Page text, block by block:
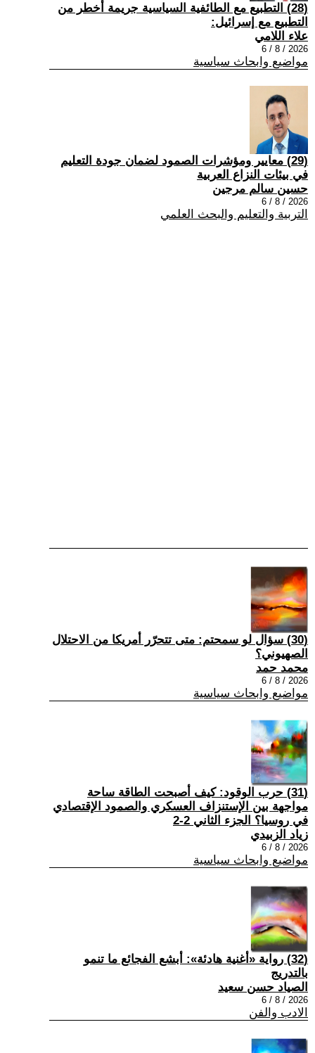
(28) التطبيع مع الطائفية السياسية جريمة أخطر من
التطبيع مع إسرائيل:
علاء اللامي
2026 / 8 / 6
مواضيع وابحاث سياسية
(29) معايير ومؤشرات الصمود لضمان جودة التعليم
في بيئات النزاع العربية
حسين سالم مرجين
2026 / 8 / 6
التربية والتعليم والبحث العلمي
(30) سؤال لو سمحتم: متى تتحرّر أمريكا من الاحتلال
الصهيوني؟
محمد حمد
2026 / 8 / 6
مواضيع وابحاث سياسية
(31) حرب الوقود: كيف أصبحت الطاقة ساحة
مواجهة بين الإستنزاف العسكري والصمود الإقتصادي
في روسيا؟ الجزء الثاني 2-2
زياد الزبيدي
2026 / 8 / 6
مواضيع وابحاث سياسية
(32) رواية «أغنية هادئة»: أبشع الفجائع ما تنمو
بالتدريج
الصياد حسن سعيد
2026 / 8 / 6
الادب والفن